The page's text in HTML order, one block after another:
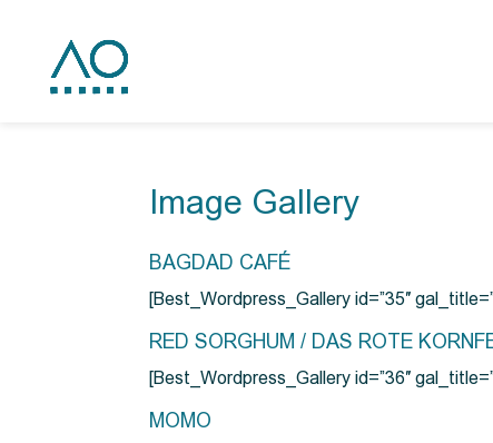
Image Gallery
BAGDAD CAFÉ
[Best_Wordpress_Gallery id=”35″
RED SORGHUM / DAS ROTE
[Best_Wordpress_Gallery id=”36″
MOMO